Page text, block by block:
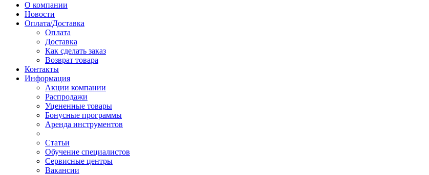
О компании
Новости
Оплата/Доставка
Оплата
Доставка
Как сделать заказ
Возврат товара
Контакты
Информация
Акции компании
Распродажи
Уцененные товары
Бонусные программы
Аренда инструментов
Статьи
Обучение специалистов
Сервисные центры
Вакансии